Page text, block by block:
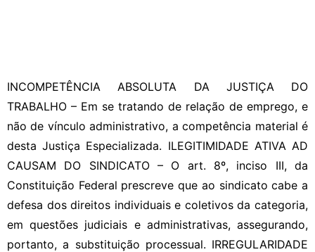
INCOMPETÊNCIA ABSOLUTA DA JUSTIÇA DO
TRABALHO – Em se tratando de relação de emprego, e
não de vínculo administrativo, a competência material é
desta Justiça Especializada. ILEGITIMIDADE ATIVA AD
CAUSAM DO SINDICATO – O art. 8º, inciso III, da
Constituição Federal prescreve que ao sindicato cabe a
defesa dos direitos individuais e coletivos da categoria,
em questões judiciais e administrativas, assegurando,
portanto, a substituição processual. IRREGULARIDADE